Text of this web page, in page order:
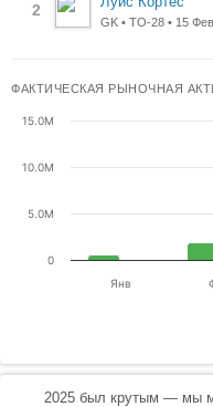
2
GK • ТО-28 • 15
ФАКТИЧЕСКАЯ РЫНОЧНАЯ
Янв
0
5.0M
10.0M
15.0M
2025 был крутым — мы